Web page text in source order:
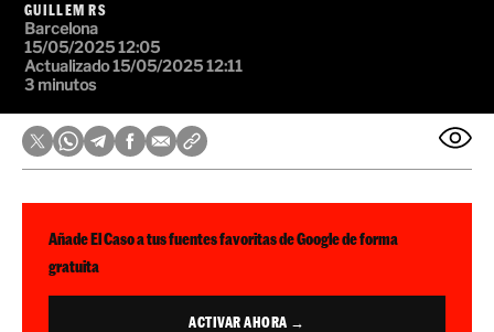
GUILLEM RS
Barcelona
15/05/2025 12:05
Actualizado 15/05/2025 12:11
3 minutos
Añade El Caso a tus fuentes favoritas de Google de forma
gratuita
ACTIVAR AHORA →